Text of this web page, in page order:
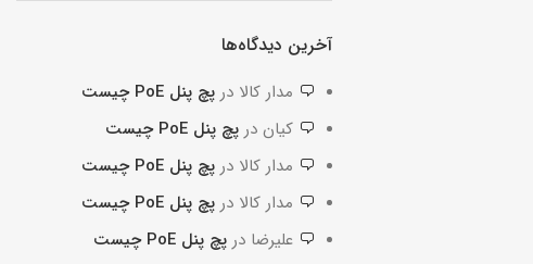
آخرین دیدگاه‌ها
مدار کالا در پچ پنل PoE چیست
کیان در پچ پنل PoE چیست
مدار کالا در پچ پنل PoE چیست
مدار کالا در پچ پنل PoE چیست
علیرضا در پچ پنل PoE چیست